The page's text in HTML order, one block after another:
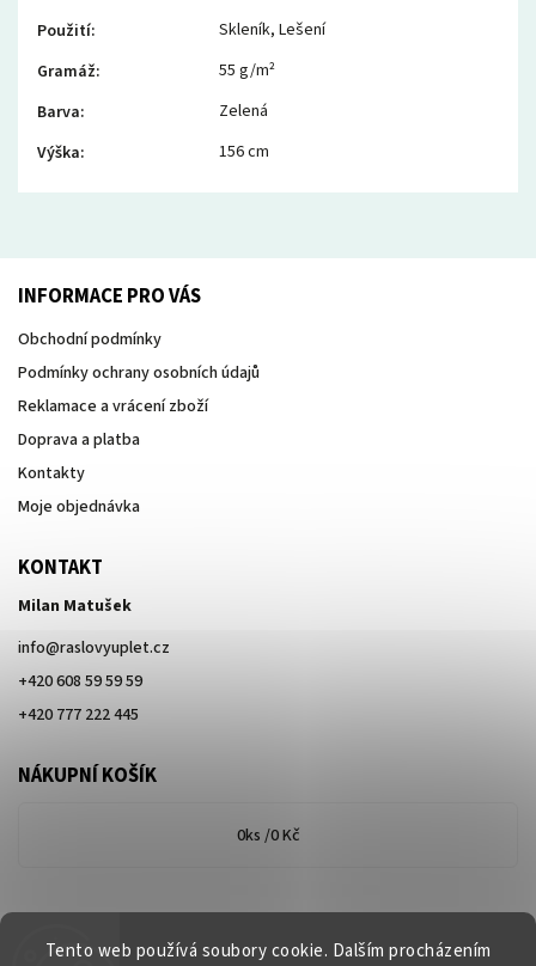
Tento web používá soubory cookie. Dalším procházením
Použití: Skleník, Lešení
Gramáž:
55 g/m²
Barva:
Zelená
Výška: 156 cm
INFORMACE PRO VÁS
Obchodní podmínky
Podmínky ochrany osobních údajů
Reklamace a vrácení zboží
Doprava a platba
Kontakty
Moje objednávka
KONTAKT
Milan Matušek
info@raslovyuplet.cz
+420 608 59 59 59
+420 777 222 445
NÁKUPNÍ KOŠÍK
0ks /0 Kč